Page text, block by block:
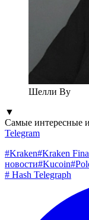
Шелли Ву
▼
Самые интересные
Telegram
#Kraken#Kraken
новости#Kucoin#
# Hash Telegraph